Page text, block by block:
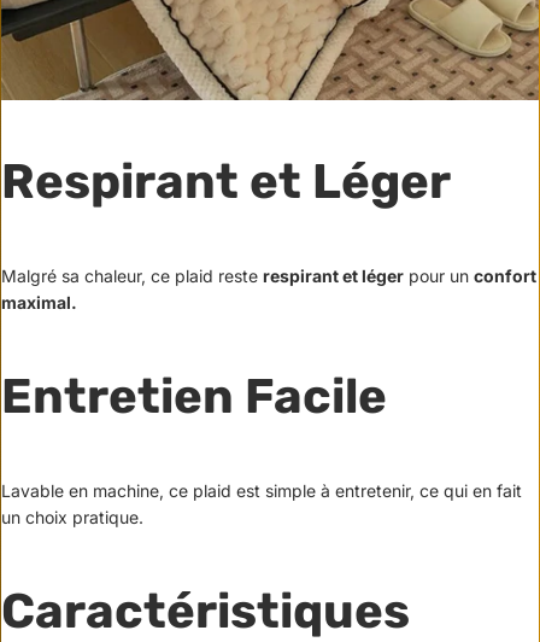
Respirant et Léger
Malgré sa chaleur, ce plaid reste respirant et léger pour un confort
maximal.
Entretien Facile
Lavable en machine, ce plaid est simple à entretenir, ce qui en fait
un choix pratique.
Caractéristiques